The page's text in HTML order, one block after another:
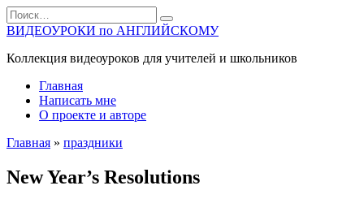
Перейти
к
содержанию
Search
for:
ВИДЕОУРОКИ по АНГЛИЙСКОМУ
Коллекция видеоуроков для учителей и школьников
Главная
Написать мне
О проекте и авторе
Главная » праздники
New Year’s Resolutions